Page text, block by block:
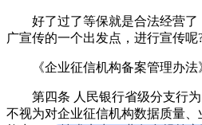
好了过了等保就是合法经营了
广宣传的一个出发点，进行宣传呢
《企业征信机构备案管理办法
第四条 人民银行省级分支行为
不视为对企业征信机构数据质量